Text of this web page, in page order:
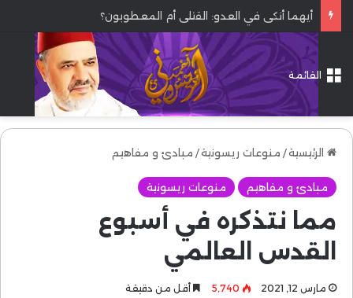
أيهما أنكى في العدو: القتلى أم المعطوبون؟
القائمة
الرئيسية/ منوعات ريسونية/ مبادئ و مفاهيم
مبادئ و مفاهيم منوعات ريسونية
مما نتذكره في أسبوع
القدس العالمي
مارس 12, 2021 5٬740 أقل من دقيقة